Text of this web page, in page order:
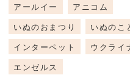
アールイー
アニコム
いぬのおまつり
いぬのこ
インターペット
ウクライ
エンゼルス